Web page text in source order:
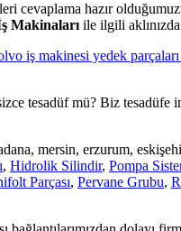
cevaplama hazır
Makinaları ile ilgili
iş makinesi yedek parçaları
tesadüf mü? Biz tesadüfe
mersin, erzurum,
, Hidrolik Silindir, Pompa
Parçası, Pervane Grubu,